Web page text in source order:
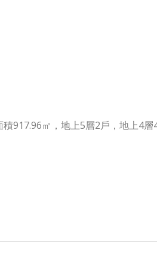
917.96㎡，地上5層2戶，地上4層